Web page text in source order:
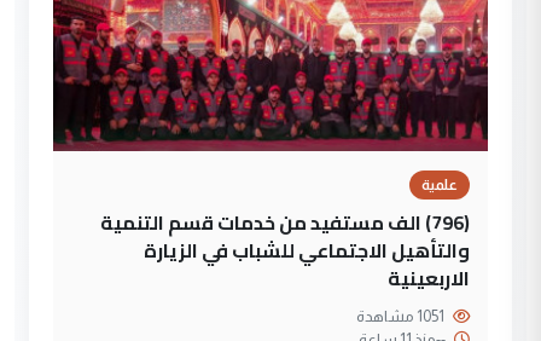
علمية
(796) الف مستفيد من خدمات قسم التنمية
والتأهيل الاجتماعي للشباب في الزيارة
الاربعينية